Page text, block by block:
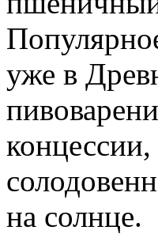
уже в
на солнце.